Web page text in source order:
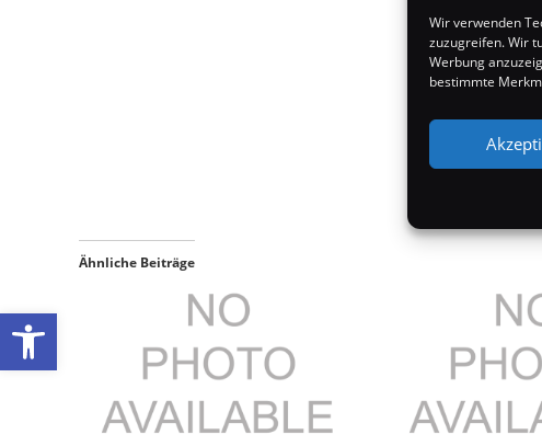
Werkzeugleiste öffnen
Wir verwenden
zuzugreifen. Wir
Werbung
bestimmte
Ähnliche Beiträge